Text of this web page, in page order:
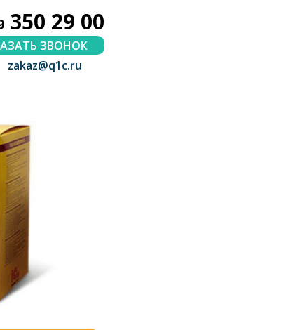
350 29 00
ЗВОНОК
zakaz@q1c.ru